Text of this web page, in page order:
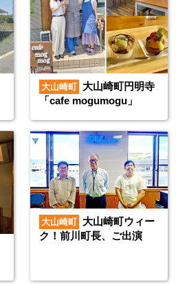
大山崎町
大山崎町円明寺
「cafe mogumogu」
大山崎町
大山崎町ウィー
ク！前川町長、ご出演